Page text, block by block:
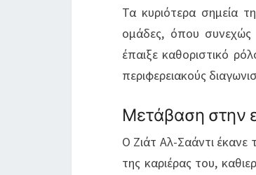
Τα κυριότερα σημεία
ομάδες, όπου συνεχώς
έπαιξε καθοριστικό
περιφερειακούς
Μετάβαση στην
Ο Ζιάτ Αλ-Σαάντι
της καριέρας του,